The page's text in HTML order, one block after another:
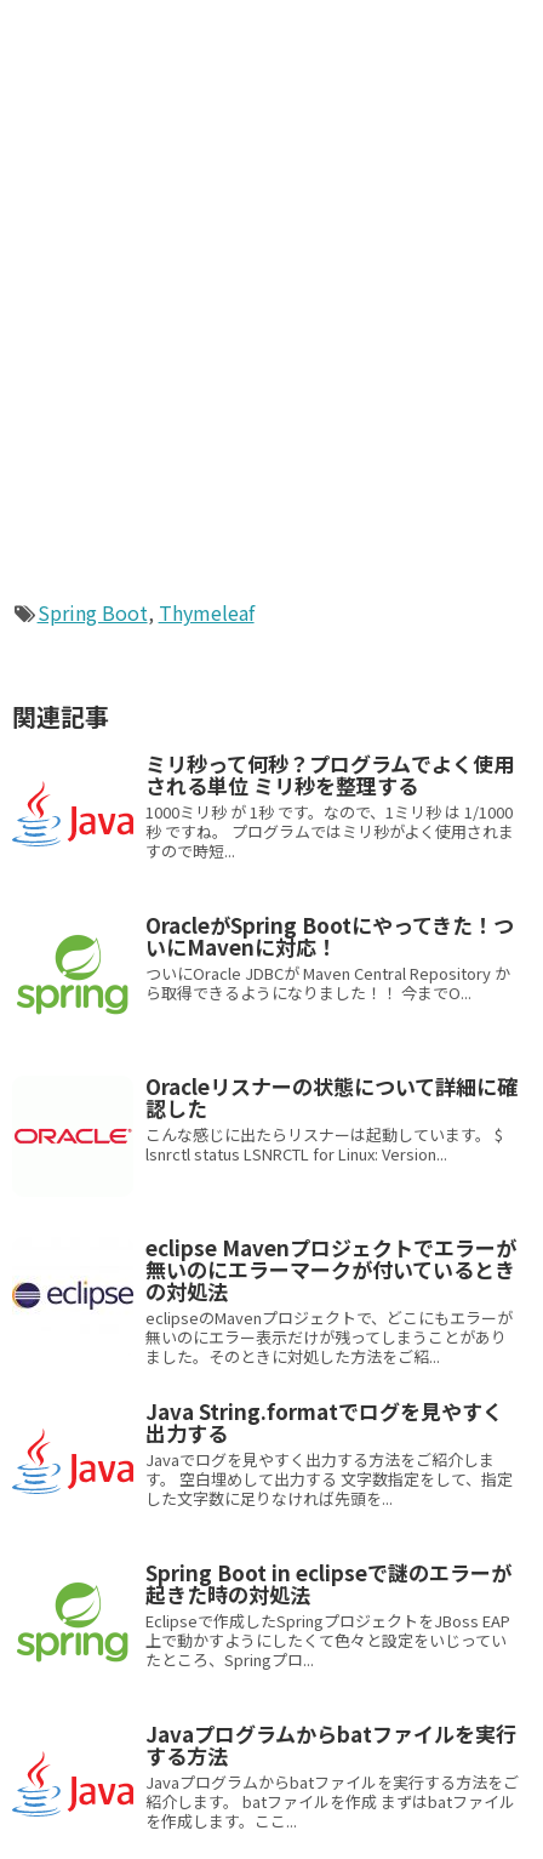
Spring Boot, Thymeleaf
関連記事
ミリ秒って何秒？プログラムでよく使用
される単位 ミリ秒を整理する
1000ミリ秒 が 1秒 です。なので、1ミリ秒 は 1/1000
秒 ですね。 プログラムではミリ秒がよく使用されま
すので時短...
OracleがSpring Bootにやってきた！つ
いにMavenに対応！
ついにOracle JDBCが Maven Central Repository か
ら取得できるようになりました！！ 今までO...
Oracleリスナーの状態について詳細に確
認した
こんな感じに出たらリスナーは起動しています。 $
lsnrctl status LSNRCTL for Linux: Version...
eclipse Mavenプロジェクトでエラーが
無いのにエラーマークが付いているとき
の対処法
eclipseのMavenプロジェクトで、どこにもエラーが
無いのにエラー表示だけが残ってしまうことがあり
ました。そのときに対処した方法をご紹...
Java String.formatでログを見やすく
出力する
Javaでログを見やすく出力する方法をご紹介しま
す。 空白埋めして出力する 文字数指定をして、指定
した文字数に足りなければ先頭を...
Spring Boot in eclipseで謎のエラーが
起きた時の対処法
Eclipseで作成したSpringプロジェクトをJBoss EAP
上で動かすようにしたくて色々と設定をいじってい
たところ、Springプロ...
Javaプログラムからbatファイルを実行
する方法
Javaプログラムからbatファイルを実行する方法をご
紹介します。 batファイルを作成 まずはbatファイル
を作成します。ここ...